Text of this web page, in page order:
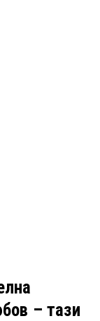
– тази